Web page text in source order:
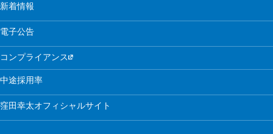
新着情報
電子公告
コンプライアンス
中途採用率
窪田幸太オフィシャルサイト